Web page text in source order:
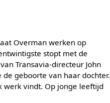
Overman werken op
stopt met de
Transavia-directeur John
geboorte van haar dochter.
werk vindt. Op jonge leeftijd